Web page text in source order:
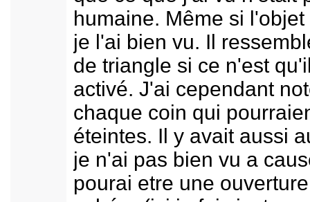
humaine. Même si
je l'ai bien vu. Il
de triangle si ce n'est
activé. J'ai cependant
chaque coin qui
éteintes. Il y avait aussi
je n'ai pas bien vu a
pourai etre une